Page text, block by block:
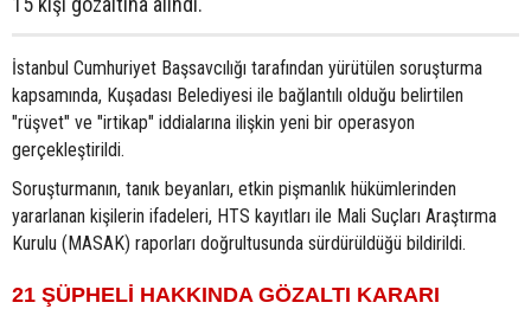
İstanbul Cumhuriyet Başsavcılığı tarafından yürütülen soruşturma
kapsamında, Kuşadası Belediyesi ile bağlantılı olduğu belirtilen
"rüşvet" ve "irtikap" iddialarına ilişkin yeni bir operasyon
gerçekleştirildi.
Soruşturmanın, tanık beyanları, etkin pişmanlık hükümlerinden
yararlanan kişilerin ifadeleri, HTS kayıtları ile Mali Suçları Araştırma
Kurulu (MASAK) raporları doğrultusunda sürdürüldüğü bildirildi.
21 ŞÜPHELİ HAKKINDA GÖZALTI KARARI